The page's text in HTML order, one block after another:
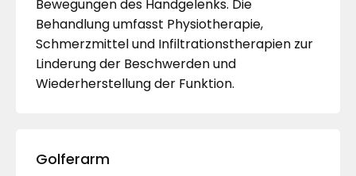
Bewegungen des Handgelenks. Die
Behandlung umfasst Physiotherapie,
Schmerzmittel und Infiltrationstherapien zur
Linderung der Beschwerden und
Wiederherstellung der Funktion.
Golferarm